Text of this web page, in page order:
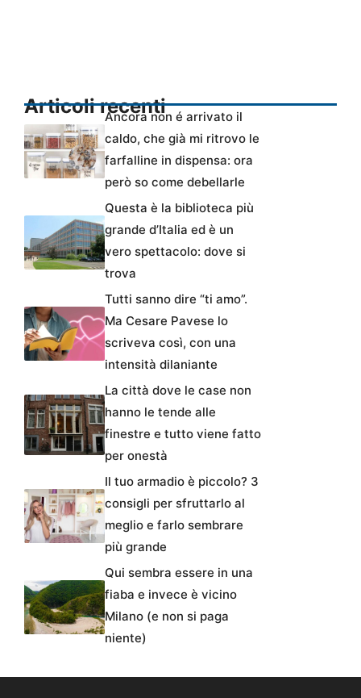
Articoli recentiAncora non é arrivato il
caldo, che già mi ritrovo le
farfalline in dispensa: ora
però so come debellarle
Questa è la biblioteca più
grande d’Italia ed è un
vero spettacolo: dove si
trova
Tutti sanno dire “ti amo”.
Ma Cesare Pavese lo
scriveva così, con una
intensità dilaniante
La città dove le case non
hanno le tende alle
finestre e tutto viene fatto
per onestà
Il tuo armadio è piccolo? 3
consigli per sfruttarlo al
meglio e farlo sembrare
più grande
Qui sembra essere in una
fiaba e invece è vicino
Milano (e non si paga
niente)